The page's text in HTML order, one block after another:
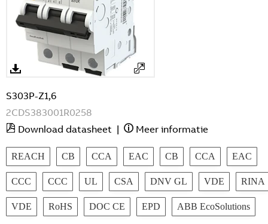
S303P-Z1,6
2CDS383001R0258
Download datasheet | Meer informatie
REACH CB CCA EAC CB CCA EAC
CCC CCC UL CSA DNV GL VDE RINA
VDE RoHS DOC CE EPD ABB EcoSolutions